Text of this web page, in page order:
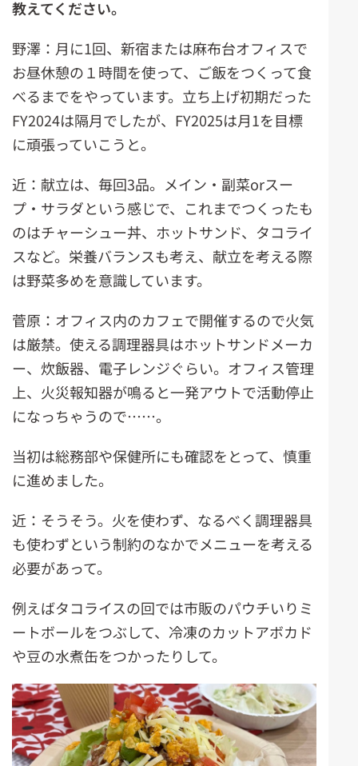
教えてください。
野澤：月に1回、新宿または麻布台オフィスで
お昼休憩の１時間を使って、ご飯をつくって食
べるまでをやっています。立ち上げ初期だった
FY2024は隔月でしたが、FY2025は月1を目標
に頑張っていこうと。
近：献立は、毎回3品。メイン・副菜orスー
プ・サラダという感じで、これまでつくったも
のはチャーシュー丼、ホットサンド、タコライ
スなど。栄養バランスも考え、献立を考える際
は野菜多めを意識しています。
菅原：オフィス内のカフェで開催するので火気
は厳禁。使える調理器具はホットサンドメーカ
ー、炊飯器、電子レンジぐらい。オフィス管理
上、火災報知器が鳴ると一発アウトで活動停止
になっちゃうので……。
当初は総務部や保健所にも確認をとって、慎重
に進めました。
近：そうそう。火を使わず、なるべく調理器具
も使わずという制約のなかでメニューを考える
必要があって。
例えばタコライスの回では市販のパウチいりミ
ートボールをつぶして、冷凍のカットアボカド
や豆の水煮缶をつかったりして。